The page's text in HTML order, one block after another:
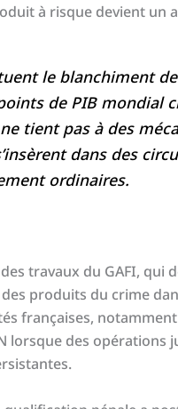
à risque devient un
le blanchiment
de PIB mondial
tient pas à des
dans des
ordinaires.
travaux du GAFI, qui
produits du crime
françaises, notamment
lorsque des opérations